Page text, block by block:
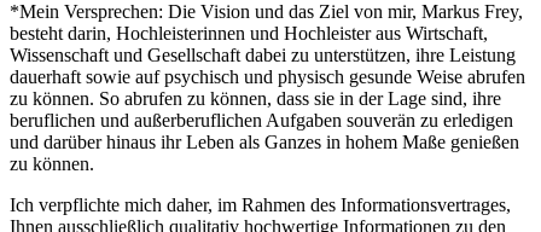
*Mein Versprechen: Die Vision und das Ziel von mir, Markus Frey,
besteht darin, Hochleisterinnen und Hochleister aus Wirtschaft,
Wissenschaft und Gesellschaft dabei zu unterstützen, ihre Leistung
dauerhaft sowie auf psychisch und physisch gesunde Weise abrufen
zu können. So abrufen zu können, dass sie in der Lage sind, ihre
beruflichen und außerberuflichen Aufgaben souverän zu erledigen
und darüber hinaus ihr Leben als Ganzes in hohem Maße genießen
zu können.
Ich verpflichte mich daher, im Rahmen des Informationsvertrages,
Ihnen ausschließlich qualitativ hochwertige Informationen zu den